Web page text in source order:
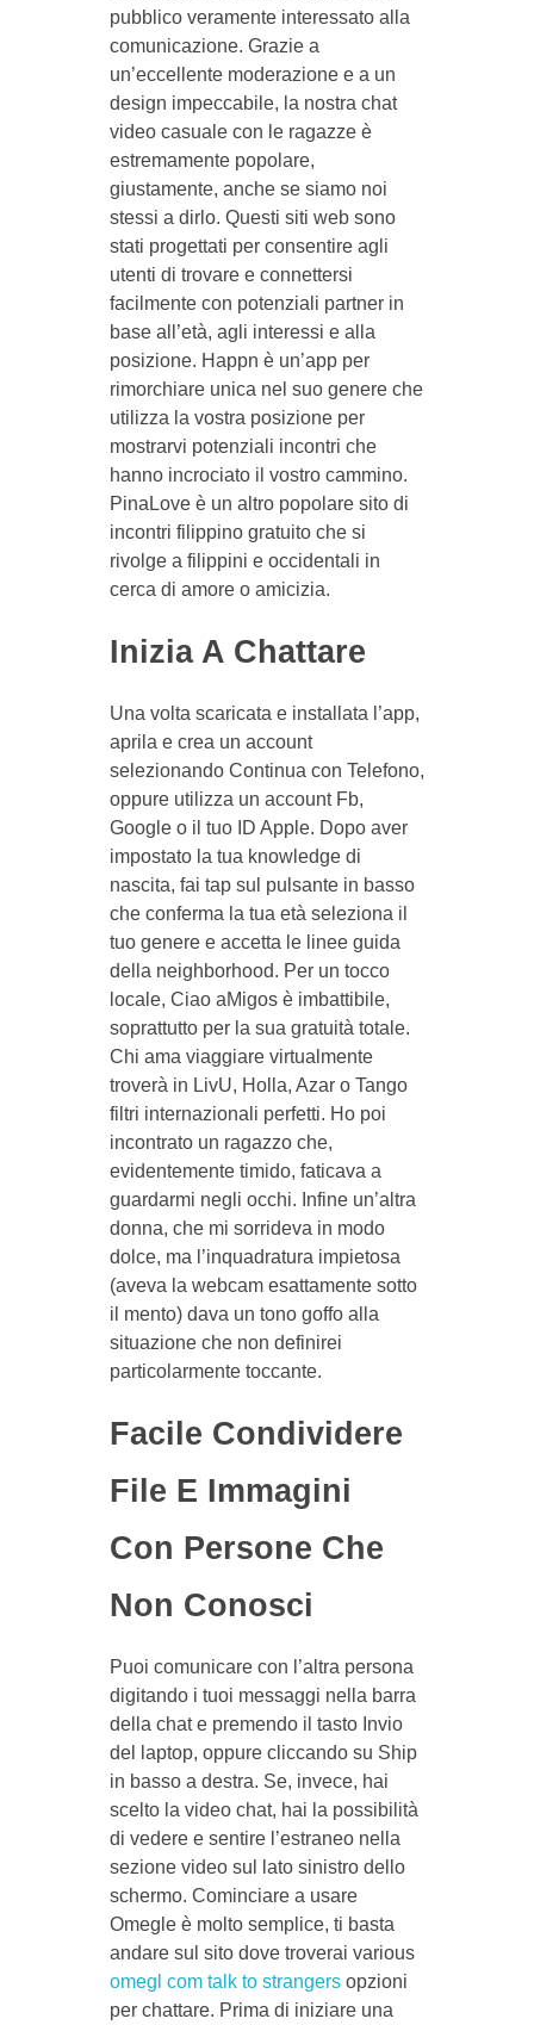
pubblico veramente interessato alla
comunicazione. Grazie a
un’eccellente moderazione e a un
design impeccabile, la nostra chat
video casuale con le ragazze è
estremamente popolare,
giustamente, anche se siamo noi
stessi a dirlo. Questi siti web sono
stati progettati per consentire agli
utenti di trovare e connettersi
facilmente con potenziali partner in
base all’età, agli interessi e alla
posizione. Happn è un’app per
rimorchiare unica nel suo genere che
utilizza la vostra posizione per
mostrarvi potenziali incontri che
hanno incrociato il vostro cammino.
PinaLove è un altro popolare sito di
incontri filippino gratuito che si
rivolge a filippini e occidentali in
cerca di amore o amicizia.
Inizia A Chattare
Una volta scaricata e installata l’app,
aprila e crea un account
selezionando Continua con Telefono,
oppure utilizza un account Fb,
Google o il tuo ID Apple. Dopo aver
impostato la tua knowledge di
nascita, fai tap sul pulsante in basso
che conferma la tua età seleziona il
tuo genere e accetta le linee guida
della neighborhood. Per un tocco
locale, Ciao aMigos è imbattibile,
soprattutto per la sua gratuità totale.
Chi ama viaggiare virtualmente
troverà in LivU, Holla, Azar o Tango
filtri internazionali perfetti. Ho poi
incontrato un ragazzo che,
evidentemente timido, faticava a
guardarmi negli occhi. Infine un’altra
donna, che mi sorrideva in modo
dolce, ma l’inquadratura impietosa
(aveva la webcam esattamente sotto
il mento) dava un tono goffo alla
situazione che non definirei
particolarmente toccante.
Facile Condividere
File E Immagini
Con Persone Che
Non Conosci
Puoi comunicare con l’altra persona
digitando i tuoi messaggi nella barra
della chat e premendo il tasto Invio
del laptop, oppure cliccando su Ship
in basso a destra. Se, invece, hai
scelto la video chat, hai la possibilità
di vedere e sentire l’estraneo nella
sezione video sul lato sinistro dello
schermo. Cominciare a usare
Omegle è molto semplice, ti basta
andare sul sito dove troverai various
omegl com talk to strangersopzioni
per chattare. Prima di iniziare una